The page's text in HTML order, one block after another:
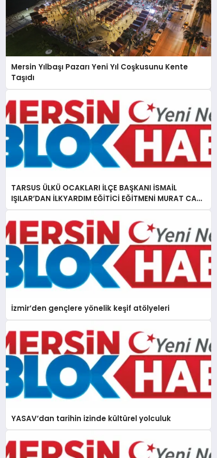
Mersin Yılbaşı Pazarı Yeni Yıl Coşkusunu Kente
Taşıdı
TARSUS ÜLKÜ OCAKLARI İLÇE BAŞKANI İSMAİL
IŞILAR’DAN İLKYARDIM EĞİTİCİ EĞİTMENİ MURAT CAN
FİDAN’A ZİYARET
İzmir’den gençlere yönelik keşif atölyeleri
YASAV’dan tarihin izinde kültürel yolculuk